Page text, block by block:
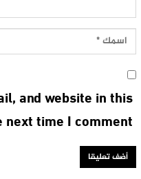
and website in this
time I comment.